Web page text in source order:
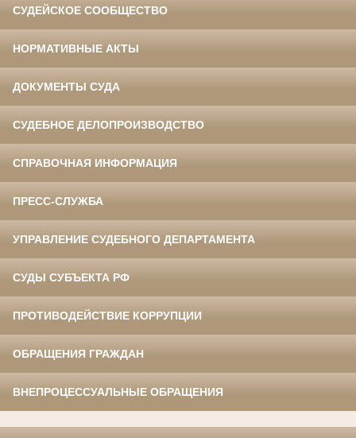
СУДЕЙСКОЕ СООБЩЕСТВО
НОРМАТИВНЫЕ АКТЫ
ДОКУМЕНТЫ СУДА
СУДЕБНОЕ ДЕЛОПРОИЗВОДСТВО
СПРАВОЧНАЯ ИНФОРМАЦИЯ
ПРЕСС-СЛУЖБА
УПРАВЛЕНИЕ СУДЕБНОГО ДЕПАРТАМЕНТА
СУДЫ СУБЪЕКТА РФ
ПРОТИВОДЕЙСТВИЕ КОРРУПЦИИ
ОБРАЩЕНИЯ ГРАЖДАН
ВНЕПРОЦЕССУАЛЬНЫЕ ОБРАЩЕНИЯ